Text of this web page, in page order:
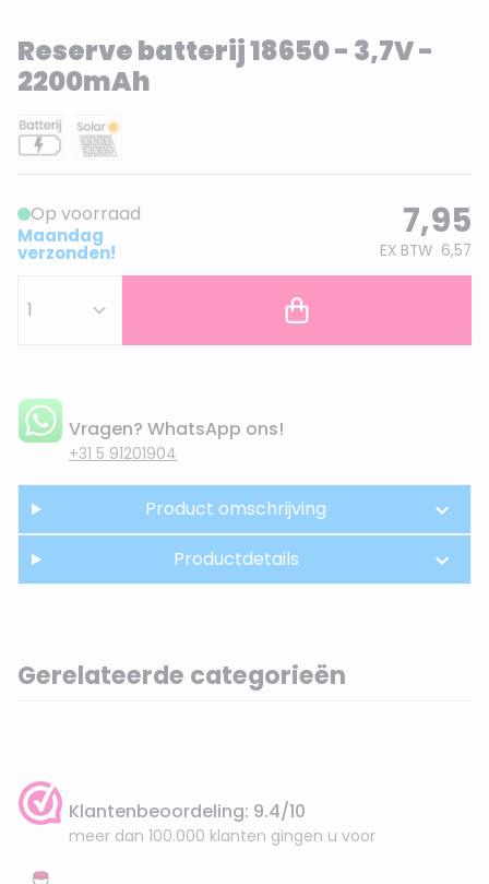
Reserve batterij 18650 - 3,7V -
2200mAh
Op voorraad
Maandag
verzonden!
7,95
EX BTW 6,57
Vragen? WhatsApp ons!
+31 5 91201904
Product omschrijving
Productdetails
Gerelateerde categorieën
Klantenbeoordeling: 9.4/10
meer dan 100.000 klanten gingen u voor